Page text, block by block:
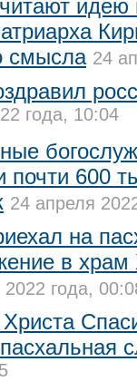
идею
смысла 24
года, 10:04
почти 600
24 апреля
на
в
года,